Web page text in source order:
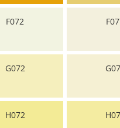
F072
G072
H072